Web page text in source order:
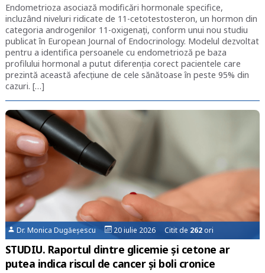
Endometrioza asociază modificări hormonale specifice,
incluzând niveluri ridicate de 11-cetotestosteron, un hormon din
categoria androgenilor 11-oxigenaţi, conform unui nou studiu
publicat în European Journal of Endocrinology. Modelul dezvoltat
pentru a identifica persoanele cu endometrioză pe baza
profilului hormonal a putut diferenţia corect pacientele care
prezintă această afecţiune de cele sănătoase în peste 95% din
cazuri. […]
Dr. Monica Dugăeșescu 20 iulie 2026 Citit de 262ori
STUDIU. Raportul dintre glicemie și cetone ar
putea indica riscul de cancer și boli cronice